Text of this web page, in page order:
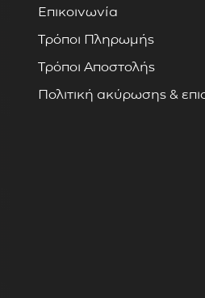
Επικοινωνία
Τρόποι Πληρωμής
Τρόποι Αποστολής
Πολιτική ακύρωσης &